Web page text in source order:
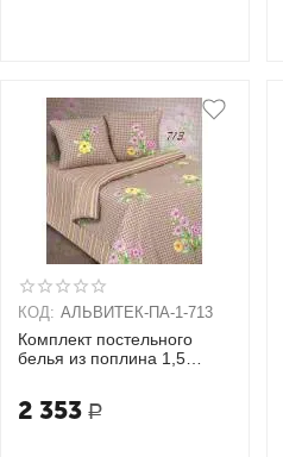
КОД: АЛЬВИТЕК-ПA-1-713
Комплект постельного
белья из поплина 1,5
2 353 Р